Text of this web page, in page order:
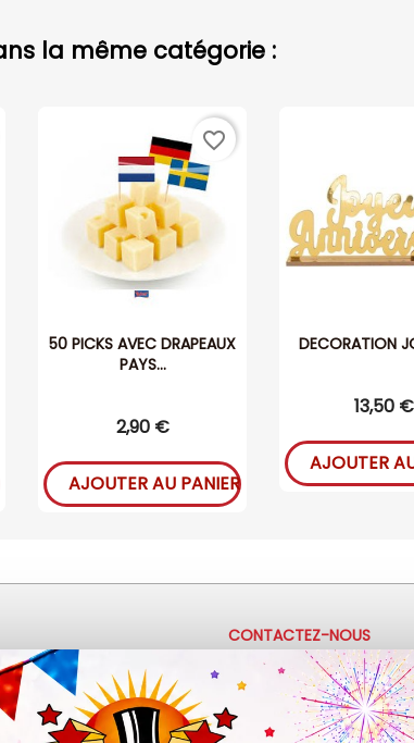
la même catégorie :
50 PICKS AVEC DRAPEAUX
PAYS...
2,90 €
AJOUTER AU PANIER
favorite_border
DECORATION
13,50 €
AJOUTER
CONTACTEZ-NOUS
+33 (0)4 50 40 81 00
contact@ladrolerie.fr